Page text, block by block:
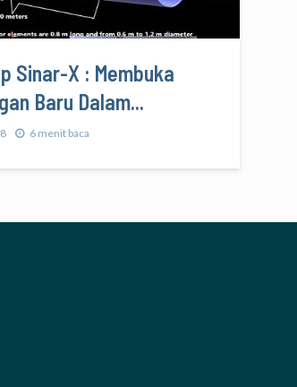
Sinar-X : Membuka
Baru Dalam...
6 menit baca